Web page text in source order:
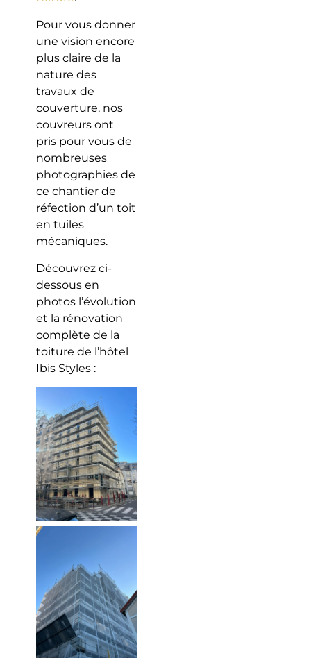
Pour vous donner
une vision encore
plus claire de la
nature des
travaux de
couverture, nos
couvreurs ont
pris pour vous de
nombreuses
photographies de
ce chantier de
réfection d’un toit
en tuiles
mécaniques.
Découvrez ci-
dessous en
photos l’évolution
et la rénovation
complète de la
toiture de l’hôtel
Ibis Styles :